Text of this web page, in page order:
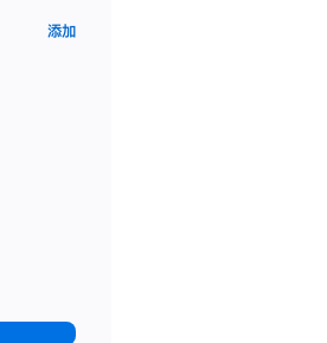
添加AppleCare+